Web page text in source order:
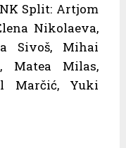
Split: Artjom
Nikolaeva,
Sivoš, Mihai
Matea Milas,
Marčić, Yuki